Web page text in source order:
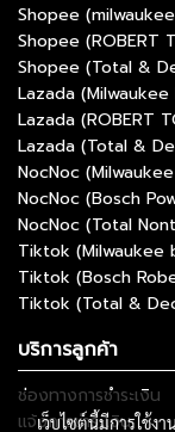
Shopee
Shopee (ROBERT
Shopee (Total &
Lazada
Lazada (ROBERT
Lazada (Total &
NocNoc
NocNoc (Bosch
NocNoc (Total
Tiktok (Milwaukee
Tiktok (Bosch
Tiktok (Total &
บริการลูกค้า
ช่องทางการชำระเงิน
แจ้งการชำระเงิน
เว็บไซต์นี้มีการใช้ง